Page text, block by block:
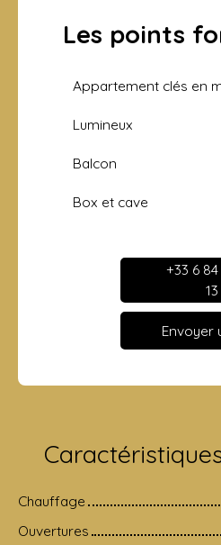
Les points
Appartement clés en
Lumineux
Balcon
Box et cave
+33 6
13
Envoyer
Chauffage
Ouvertures